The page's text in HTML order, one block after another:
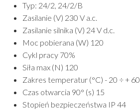
Typ: 24/2, 24/2/B
Zasilanie (V) 230 V a.c.
Zasilanie silnika (V) 24 V d.c.
Moc pobierana (W) 120
Cykl pracy 70%
Siła max (N) 120
Zakres temperatur (°C) - 20 ÷ + 60
Czas otwarcia 90° (s) 15
Stopień bezpieczeństwa IP 44